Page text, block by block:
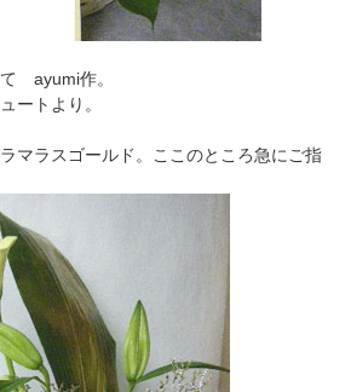
ayumi作。
ートより。
マラスゴールド。ここのところ急にご指